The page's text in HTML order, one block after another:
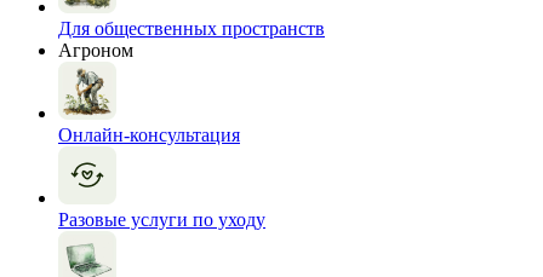
Для общественных пространств
Агроном
Онлайн-консультация
Разовые услуги по уходу